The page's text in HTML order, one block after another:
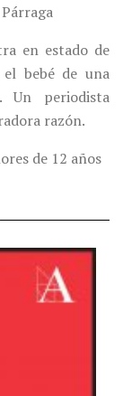
en estado de
el bebé de una
Un periodista
razón.
de 12 años